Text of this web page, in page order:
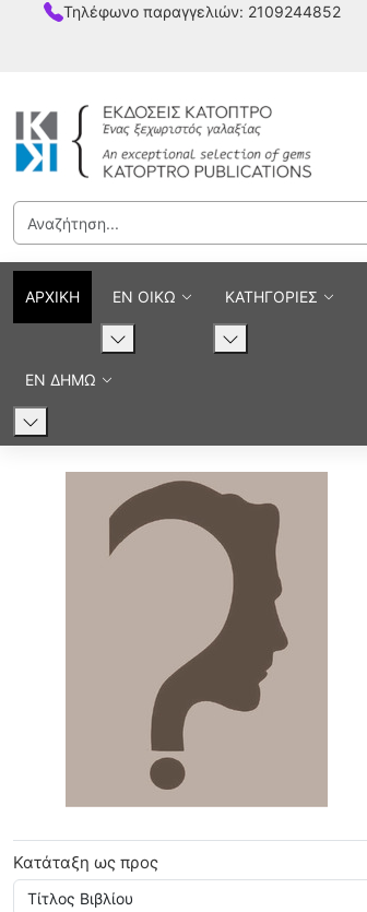
Τηλέφωνο παραγγελιών: 2109244852
ΑΡΧΙΚΗ ΕΝ ΟΙΚΩ ΚΑΤΗΓΟΡΙΕΣ
ΕΝ ΔΗΜΩ
Malin Dollinger
Κατάταξη ως προς